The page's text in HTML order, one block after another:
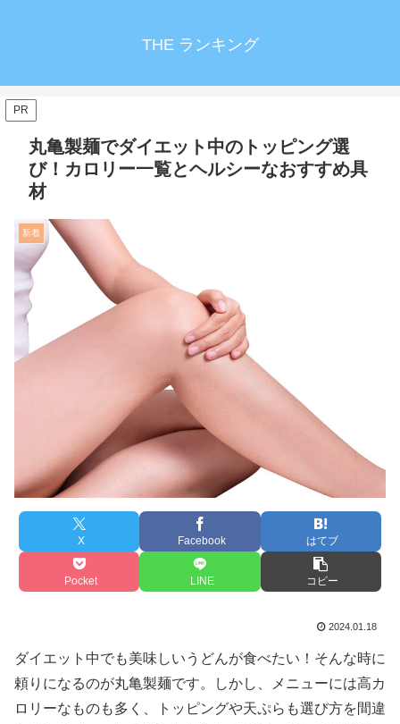
THE ランキング
PR
丸亀製麺でダイエット中のトッピング選
び！カロリー一覧とヘルシーなおすすめ具
材
新着
X Facebook はてブ
Pocket LINE コピー
2024.01.18
ダイエット中でも美味しいうどんが食べたい！そんな時に
頼りになるのが丸亀製麺です。しかし、メニューには高カ
ロリーなものも多く、トッピングや天ぷらも選び方を間違